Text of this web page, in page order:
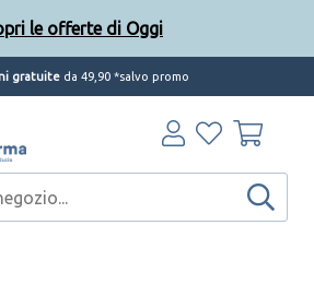
gratuite da 49,90 *salvo promo
le offerte di Oggi
le offerte di Oggi